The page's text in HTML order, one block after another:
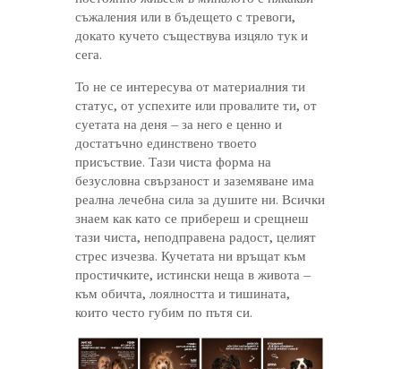
съжаления или в бъдещето с тревоги,
докато кучето съществува изцяло тук и
сега.
То не се интересува от материалния ти
статус, от успехите или провалите ти, от
суетата на деня – за него е ценно и
достатъчно единствено твоето
присъствие. Тази чиста форма на
безусловна свързаност и заземяване има
реална лечебна сила за душите ни. Всички
знаем как като се прибереш и срещнеш
тази чиста, неподправена радост, целият
стрес изчезва. Кучетата ни връщат към
простичките, истински неща в живота –
към обичта, лоялността и тишината,
които често губим по пътя си.